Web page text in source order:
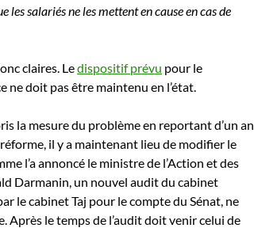
les salariés ne les mettent en cause en cas de
claires. Ledispositif prévu pour le
ne doit pas être maintenu en l’état.
la mesure du problème en reportant d’un an
il y a maintenant lieu de modifier le
l’a annoncé le ministre de l’Action et des
Darmanin, un nouvel audit du cabinet
le cabinet Taj pour le compte du Sénat, ne
Après le temps de l’audit doit venir celui de